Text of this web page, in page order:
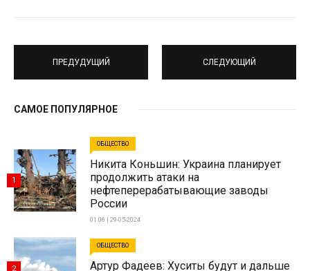
ПРЕДУДУЩИЙ СЛЕДУЮЩИЙ
САМОЕ ПОПУЛЯРНОЕ
ОБЩЕСТВО
Никита Коньшин: Украина планирует
продолжить атаки на
нефтеперерабатывающие заводы
России
01:06 | 29-05-2024
1
ОБЩЕСТВО
Артур Фадеев: Хуситы будут и дальше
2